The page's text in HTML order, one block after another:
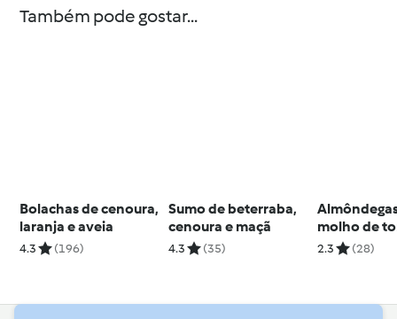
Também pode gostar...
Bolachas de cenoura,
laranja e aveia
4.3 (196)
Sumo de beterraba,
cenoura e maçã
4.3 (35)
molho de
2.3 (28)